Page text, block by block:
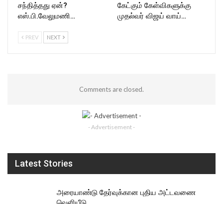
சந்தித்தது ஏன்?
எஸ்.பி.வேலுமணி…
கேட்கும் கேள்விகளுக்கு
முதல்வர் விஜய் வாய்…
PREV NEXT
Comments are closed.
- Advertisement -
Latest Stories
அரையாண்டு தேர்வுக்கான புதிய அட்டவணை